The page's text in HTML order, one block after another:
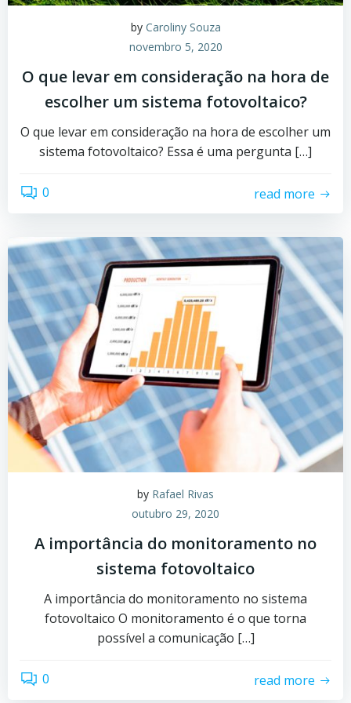
by Caroliny Souza
novembro 5, 2020
O que levar em consideração na hora de
escolher um sistema fotovoltaico?
O que levar em consideração na hora de escolher um
sistema fotovoltaico? Essa é uma pergunta […]
0 read more
by Rafael Rivas
outubro 29, 2020
A importância do monitoramento no
sistema fotovoltaico
A importância do monitoramento no sistema
fotovoltaico O monitoramento é o que torna
possível a comunicação […]
0 read more